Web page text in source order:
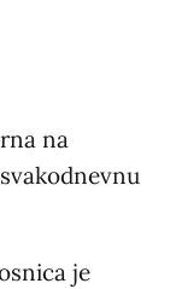
na
je